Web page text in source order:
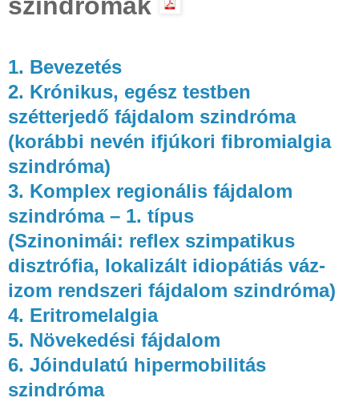
1. Bevezetés
2. Krónikus, egész testben
szétterjedő fájdalom szindróma
(korábbi nevén ifjúkori fibromialgia
szindróma)
3. Komplex regionális fájdalom
szindróma – 1. típus
(Szinonimái: reflex szimpatikus
disztrófia, lokalizált idiopátiás váz-
izom rendszeri fájdalom szindróma)
4. Eritromelalgia
5. Növekedési fájdalom
6. Jóindulatú hipermobilitás
szindróma